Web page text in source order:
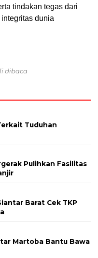
tindakan tegas dari
dunia
dibaca
Tuduhan
Pulihkan Fasilitas
Barat Cek TKP
Martoba Bantu Bawa